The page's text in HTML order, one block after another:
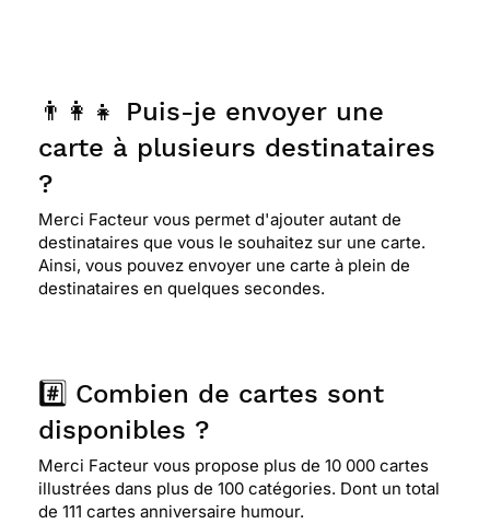
👨‍👩‍👧 Puis-je envoyer une
carte à plusieurs destinataires
?
Merci Facteur vous permet d'ajouter autant de
destinataires que vous le souhaitez sur une carte.
Ainsi, vous pouvez envoyer une carte à plein de
destinataires en quelques secondes.
#️⃣ Combien de cartes sont
disponibles ?
Merci Facteur vous propose plus de 10 000 cartes
illustrées dans plus de 100 catégories. Dont un total
de 111 cartes anniversaire humour.